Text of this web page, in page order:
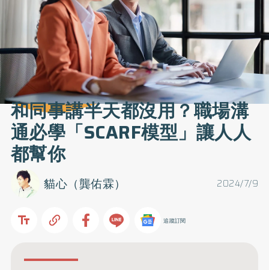
和同事講半天都沒用？職場溝
通必學「SCARF模型」讓人人
都幫你
2024/7/9
貓心（龔佑霖）
追蹤訂閱